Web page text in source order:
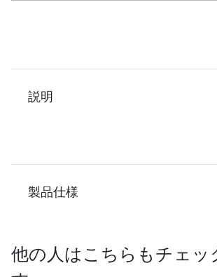
説明
製品仕様
他の人はこちらもチェッ